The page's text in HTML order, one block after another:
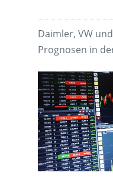
Daimler, VW
Prognosen in